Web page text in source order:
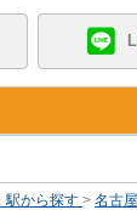
駅から探す > 名古